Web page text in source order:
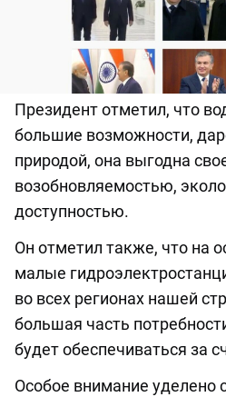
Президент отметил, что
большие возможности,
природой, она выгодна
возобновляемостью,
доступностью.
Он отметил также, что на
малые
во всех регионах нашей
большая часть
будет обеспечиваться за
Особое внимание уделено